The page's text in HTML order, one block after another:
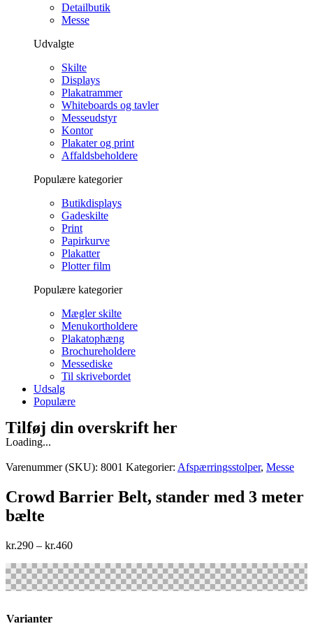
Detailbutik
Messe
Udvalgte
Skilte
Displays
Plakatrammer
Whiteboards og tavler
Messeudstyr
Kontor
Plakater og print
Affaldsbeholdere
Populære kategorier
Butikdisplays
Gadeskilte
Print
Papirkurve
Plakatter
Plotter film
Populære kategorier
Mægler skilte
Menukortholdere
Plakatophæng
Brochureholdere
Messediske
Til skrivebordet
Udsalg
Populære
Tilføj din overskrift her
Loading...
Varenummer (SKU): 8001 Kategorier: Afspærringsstolper, Messe
Crowd Barrier Belt, stander med 3 meter
bælte
kr.290 – kr.460
Varianter